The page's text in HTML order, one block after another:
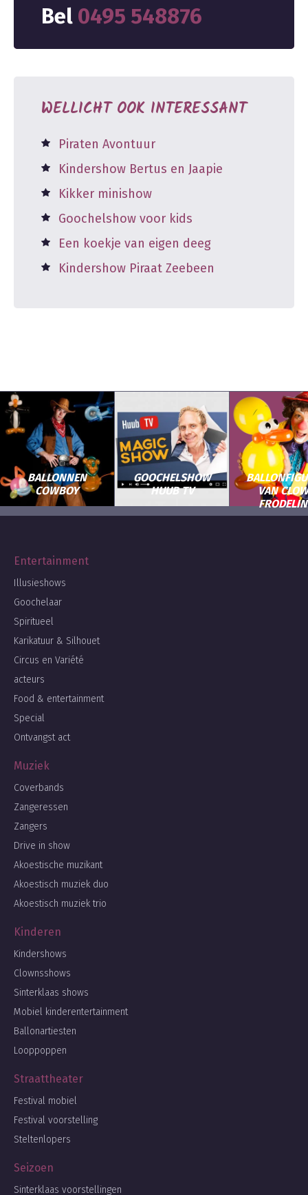
Bel 0495 548876
WELLICHT OOK INTERESSANT
Piraten Avontuur
Kindershow Bertus en Jaapie
Kikker minishow
Goochelshow voor kids
Een koekje van eigen deeg
Kindershow Piraat Zeebeen
BALLONNEN
COWBOY
GOOCHELSHOW
HUUB TV
VAN
Entertainment
Illusieshows
Goochelaar
Spiritueel
Karikatuur & Silhouet
Circus en Variété
acteurs
Food & entertainment
Special
Ontvangst act
Muziek
Coverbands
Zangeressen
Zangers
Drive in show
Akoestische muzikant
Akoestisch muziek duo
Akoestisch muziek trio
Kinderen
Kindershows
Clownsshows
Sinterklaas shows
Mobiel kinderentertainment
Ballonartiesten
Looppoppen
Straattheater
Festival mobiel
Festival voorstelling
Steltenlopers
Seizoen
Sinterklaas voorstellingen